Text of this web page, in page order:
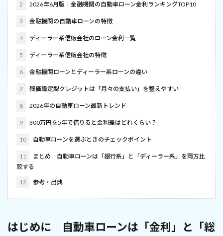
2 2026年6月版｜金融機関の自動車ローン金利ランキングTOP10
3 金融機関の自動車ローンの特徴
4 ディーラー系信販会社のローン金利一覧
5 ディーラー系信販会社の特徴
6 金融機関ローンとディーラー系ローンの違い
7 残価設定型クレジットは「月々の支払い」を整えやすい
8 2026年の自動車ローン最新トレンド
9 300万円を5年で借りると金利差はどれくらい？
10 自動車ローンを選ぶときのチェックポイント
11
まとめ｜自動車ローンは「銀行系」と「ディーラー系」を両方比
較する
12 参考・出典
はじめに｜自動車ローンは「金利」と「総